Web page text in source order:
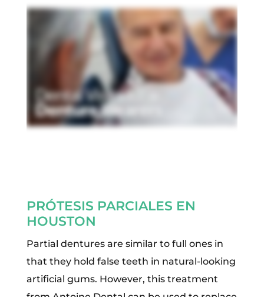
PRÓTESIS PARCIALES EN
HOUSTON
Partial dentures are similar to full ones in
that they hold false teeth in natural-looking
artificial gums. However, this treatment